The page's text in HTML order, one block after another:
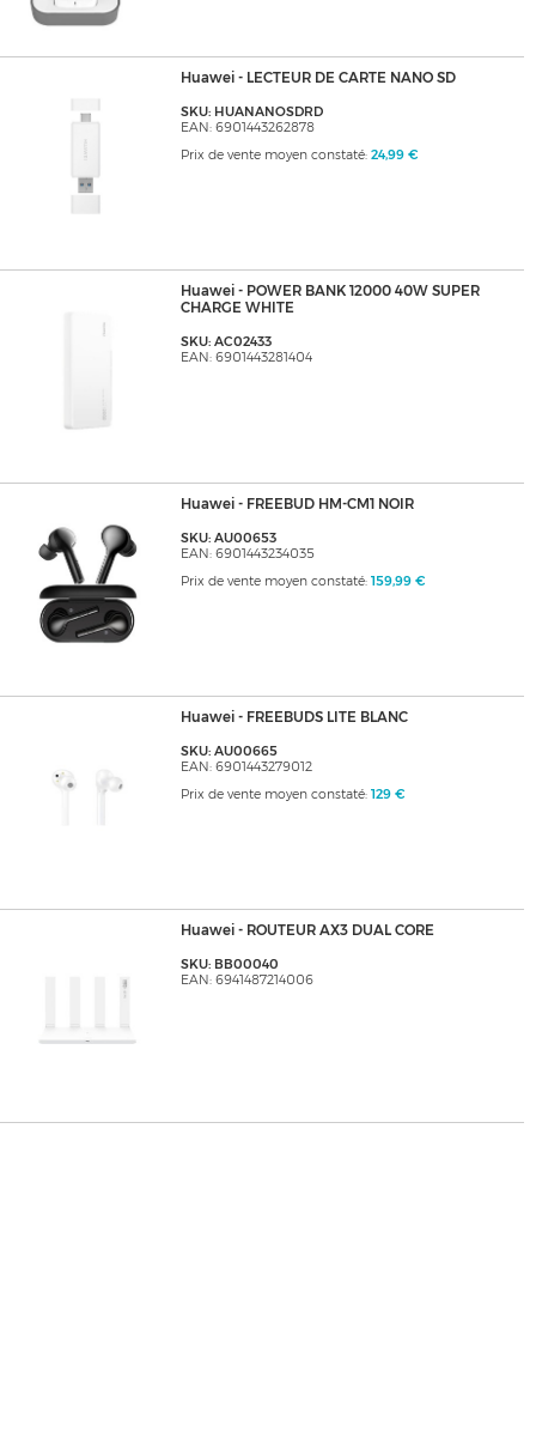
Huawei - LECTEUR DE CARTE NANO SD
SKU: HUANANOSDRD
EAN: 6901443262878
Prix de vente moyen constaté: 24,99 €
Huawei - POWER BANK 12000 40W SUPER
CHARGE WHITE
SKU: AC02433
EAN: 6901443281404
Huawei - FREEBUD HM-CM1 NOIR
SKU: AU00653
EAN: 6901443234035
Prix de vente moyen constaté: 159,99 €
Huawei - FREEBUDS LITE BLANC
SKU: AU00665
EAN: 6901443279012
Prix de vente moyen constaté: 129 €
Huawei - ROUTEUR AX3 DUAL CORE
SKU: BB00040
EAN: 6941487214006